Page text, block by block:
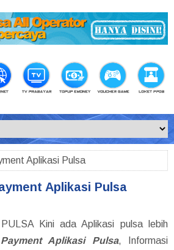
Aplikasi Pulsa
Aplikasi Pulsa
Kini ada Aplikasi pulsa lebih
Aplikasi Pulsa, Informasi